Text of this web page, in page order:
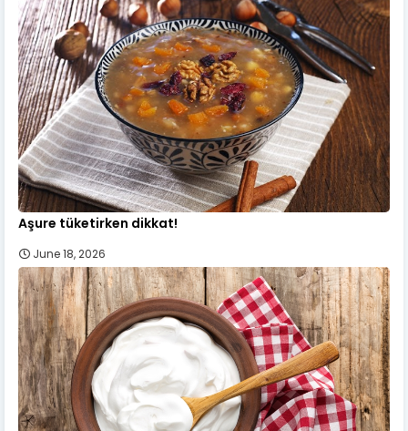
Aşure tüketirken dikkat!
June 18, 2026